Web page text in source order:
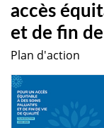
accès
et de fin
Plan d'action